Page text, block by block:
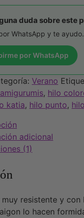
duda sobre este
WhatsApp y te ayudo.
por WhatsApp
Verano
, hilo
katia, hilo punto,
adicional
(1)
muy resistente y con
lo hacen